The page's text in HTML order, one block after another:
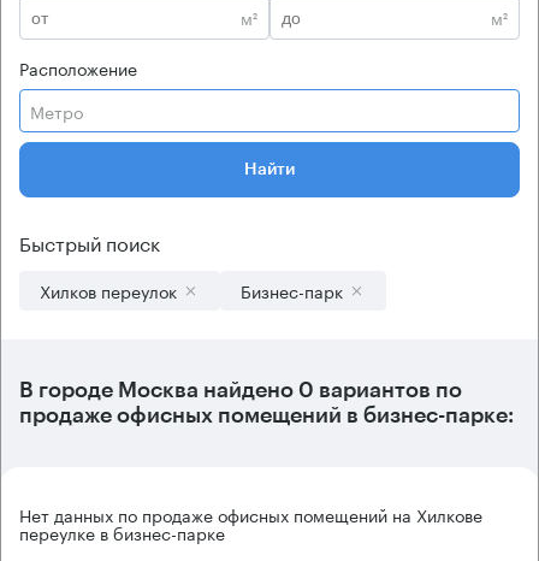
м²
м²
Расположение
Метро
Найти
Быстрый поиск
Хилков переулок Бизнес-парк
В городе Москва найдено 0 вариантов по
продаже офисных помещений в бизнес-парке:
Нет данных по продаже офисных помещений на Хилкове
переулке в бизнес-парке